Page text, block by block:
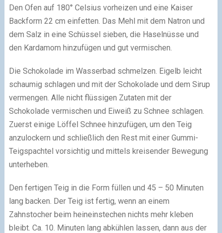
Den Ofen auf 180° Celsius vorheizen und eine Kaiser
Backform 22 cm einfetten. Das Mehl mit dem Natron und
dem Salz in eine Schüssel sieben, die Haselnüsse und
den Kardamom hinzufügen und gut vermischen.
Die Schokolade im Wasserbad schmelzen. Eigelb leicht
schaumig schlagen und mit der Schokolade und dem Sirup
vermengen. Alle nicht flüssigen Zutaten mit der
Schokolade vermischen und Eiweiß zu Schnee schlagen.
Zuerst einige Löffel Schnee hinzufügen, um den Teig
anzulockern und schließlich den Rest mit einer Gummi-
Teigspachtel vorsichtig und mittels kreisender Bewegung
unterheben.
Den fertigen Teig in die Form füllen und 45 – 50 Minuten
lang backen. Der Teig ist fertig, wenn an einem
Zahnstocher beim heineinstechen nichts mehr kleben
bleibt. Ca. 10. Minuten lang abkühlen lassen, dann aus der